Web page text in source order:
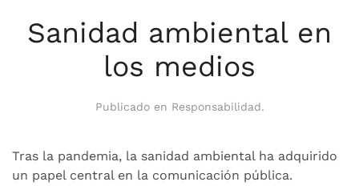
Sanidad ambiental en
los medios
Publicado en Responsabilidad.
Tras la pandemia, la sanidad ambiental ha adquirido
un papel central en la comunicación pública.